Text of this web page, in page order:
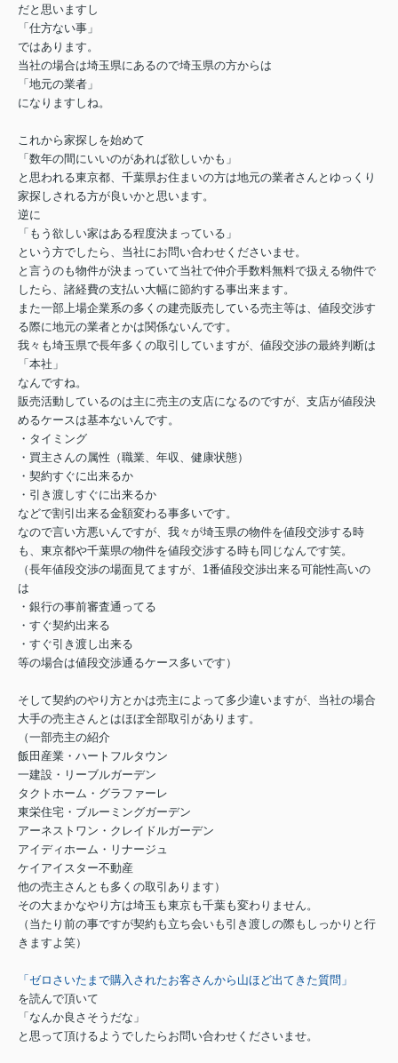
だと思いますし
「仕方ない事」
ではあります。
当社の場合は埼玉県にあるので埼玉県の方からは
「地元の業者」
になりますしね。
これから家探しを始めて
「数年の間にいいのがあれば欲しいかも」
と思われる東京都、千葉県お住まいの方は地元の業者さんとゆっくり
家探しされる方が良いかと思います。
逆に
「もう欲しい家はある程度決まっている」
という方でしたら、当社にお問い合わせくださいませ。
と言うのも物件が決まっていて当社で仲介手数料無料で扱える物件で
したら、諸経費の支払い大幅に節約する事出来ます。
また一部上場企業系の多くの建売販売している売主等は、値段交渉す
る際に地元の業者とかは関係ないんです。
我々も埼玉県で長年多くの取引していますが、値段交渉の最終判断は
「本社」
なんですね。
販売活動しているのは主に売主の支店になるのですが、支店が値段決
めるケースは基本ないんです。
・タイミング
・買主さんの属性（職業、年収、健康状態）
・契約すぐに出来るか
・引き渡しすぐに出来るか
などで割引出来る金額変わる事多いです。
なので言い方悪いんですが、我々が埼玉県の物件を値段交渉する時
も、東京都や千葉県の物件を値段交渉する時も同じなんです笑。
（長年値段交渉の場面見てますが、1番値段交渉出来る可能性高いの
は
・銀行の事前審査通ってる
・すぐ契約出来る
・すぐ引き渡し出来る
等の場合は値段交渉通るケース多いです）
そして契約のやり方とかは売主によって多少違いますが、当社の場合
大手の売主さんとはほぼ全部取引があります。
（一部売主の紹介
飯田産業・ハートフルタウン
一建設・リーブルガーデン
タクトホーム・グラファーレ
東栄住宅・ブルーミングガーデン
アーネストワン・クレイドルガーデン
アイディホーム・リナージュ
ケイアイスター不動産
他の売主さんとも多くの取引あります）
その大まかなやり方は埼玉も東京も千葉も変わりません。
（当たり前の事ですが契約も立ち会いも引き渡しの際もしっかりと行
きますよ笑）
「ゼロさいたまで購入されたお客さんから山ほど出てきた質問」
を読んで頂いて
「なんか良さそうだな」
と思って頂けるようでしたらお問い合わせくださいませ。